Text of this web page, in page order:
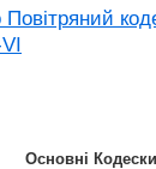
Основні Кодески